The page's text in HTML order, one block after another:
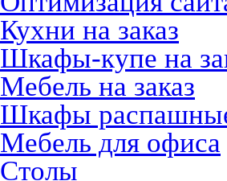
Кухни на заказ
Шкафы-купе на
Мебель на заказ
Шкафы
Мебель для офиса
Столы